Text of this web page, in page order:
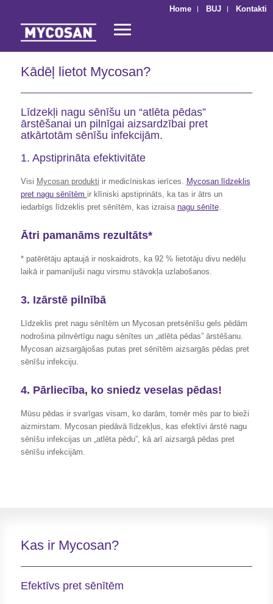
Home BUJ Kontakti
Kādēļ lietot Mycosan?
Līdzekļi nagu sēnīšu un “atlēta pēdas”
ārstēšanai un pilnīgai aizsardzībai pret
atkārtotām sēnīšu infekcijām.
1. Apstiprināta efektivitāte
Visi Mycosan produkti ir medicīniskas ierīces. Mycosan līdzeklis
pret nagu sēnītēm ir klīniski apstiprināts, ka tas ir ātrs un
iedarbīgs līdzeklis pret sēnītēm, kas izraisa nagu sēnīte.
Ātri pamanāms rezultāts*
* patērētāju aptaujā ir noskaidrots, ka 92 % lietotāju divu nedēļu
laikā ir pamanījuši nagu virsmu stāvokļa uzlabošanos.
3. Izārstē pilnībā
Līdzeklis pret nagu sēnītēm un Mycosan pretsēnīšu gels pēdām
nodrošina pilnvērtīgu nagu sēnītes un „atlēta pēdas” ārstēšanu.
Mycosan aizsargājošas putas pret sēnītēm aizsargās pēdas pret
sēnīšu infekciju.
4. Pārliecība, ko sniedz veselas pēdas!
Mūsu pēdas ir svarīgas visam, ko darām, tomēr mēs par to bieži
aizmirstam. Mycosan piedāvā līdzekļus, kas efektīvi ārstē nagu
sēnīšu infekcijas un „atlēta pēdu”, kā arī aizsargā pēdas pret
sēnīšu infekcijām.
Kas ir Mycosan?
Efektīvs pret sēnītēm